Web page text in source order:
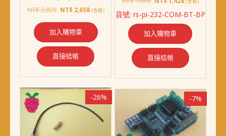
NT$2,829 原
格：
NT$ 2,829。
NT$2,658目
價
格：
NT$ 2,658。
(含稅)
加入購物車
直接結帳
價
NT$ 1,669。
價
格：
NT$ 1,428。
貨號: rs-pi-232-COM-BT-BP
加入購物車
直接結帳
-26% -7%